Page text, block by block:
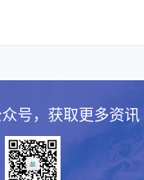
号，获取更多资讯